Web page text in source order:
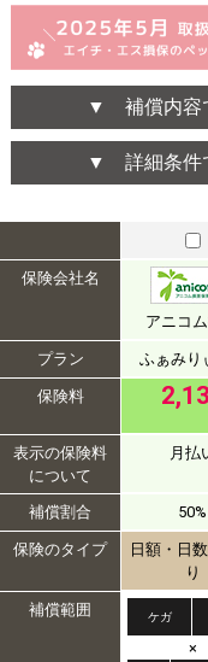
▼ 補償内容
▼ 詳細条件
保険会社名
アニコ
プラン ふぁみり
保険料
表示の保険料
について
月払
補償割合 50%
保険のタイプ
日額・日
り
補償範囲 ケガ
×